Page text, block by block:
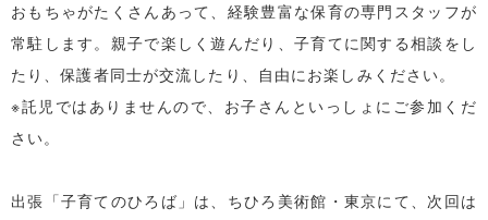
おもちゃがたくさんあって、経験豊富な保育の専門スタッフが
常駐します。親子で楽しく遊んだり、子育てに関する相談をし
たり、保護者同士が交流したり、自由にお楽しみください。
※託児ではありませんので、お子さんといっしょにご参加くだ
さい。
出張「子育てのひろば」は、ちひろ美術館・東京にて、次回は